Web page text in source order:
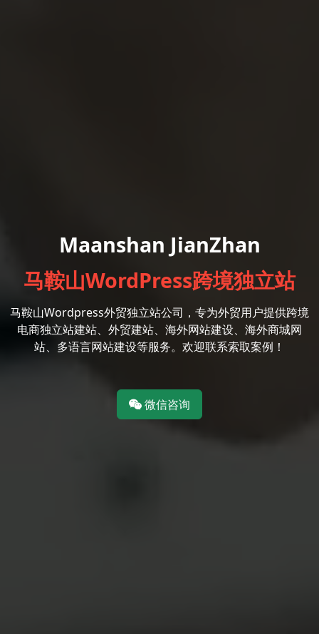
Maanshan JianZhan
马鞍山WordPress跨境独立站
马鞍山Wordpress外贸独立站公司，专为外贸用户提供跨境
电商独立站建站、外贸建站、海外网站建设、海外商城网
站、多语言网站建设等服务。欢迎联系索取案例！
微信咨询